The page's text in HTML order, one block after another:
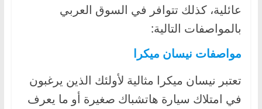
عائلية، كذلك تتوافر في السوق العربي
بالمواصفات التالية:
مواصفات نيسان ميكرا
تعتبر نيسان ميكرا مثالية لأولئك الذين يرغبون
في امتلاك سيارة هاتشباك صغيرة أو ما يعرف